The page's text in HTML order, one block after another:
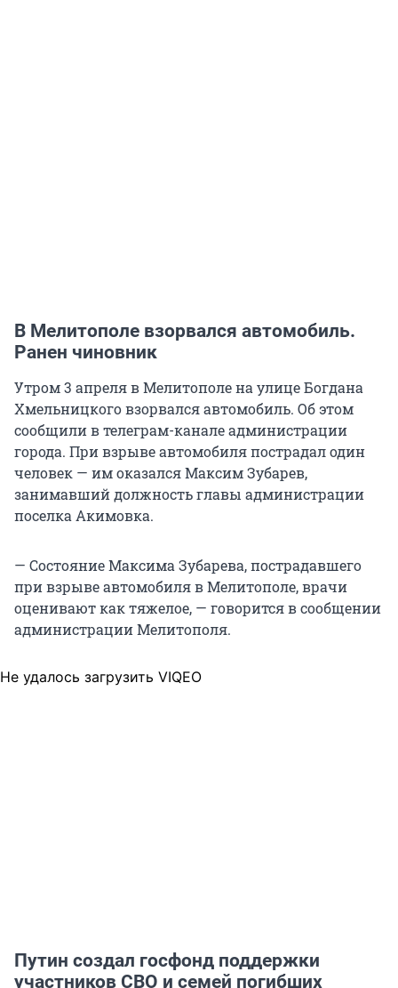
В Мелитополе взорвался автомобиль.
Ранен чиновник
Утром 3 апреля в Мелитополе на улице Богдана
Хмельницкого взорвался автомобиль. Об этом
сообщили в телеграм-канале администрации
города. При взрыве автомобиля пострадал один
человек — им оказался Максим Зубарев,
занимавший должность главы администрации
поселка Акимовка.
— Состояние Максима Зубарева, пострадавшего
при взрыве автомобиля в Мелитополе, врачи
оценивают как тяжелое, — говорится в сообщении
администрации Мелитополя.
Не удалось загрузить VIQEO
Путин создал госфонд поддержки
участников СВО и семей погибших